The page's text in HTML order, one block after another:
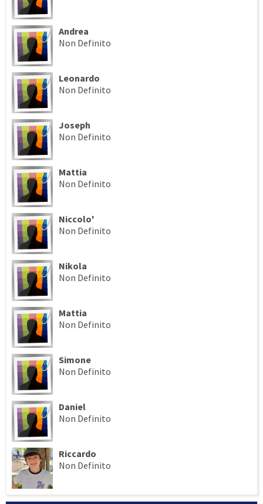
Andrea
Non Definito
Leonardo
Non Definito
Joseph
Non Definito
Mattia
Non Definito
Niccolo'
Non Definito
Nikola
Non Definito
Mattia
Non Definito
Simone
Non Definito
Daniel
Non Definito
Riccardo
Non Definito